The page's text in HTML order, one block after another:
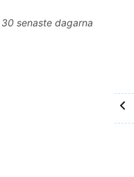
senaste dagarna